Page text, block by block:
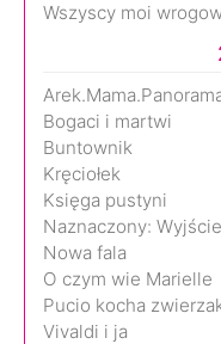
Wszyscy moi
Bogaci i martwi
Buntownik
Kręciołek
Księga pustyni
Naznaczony:
Nowa fala
O czym wie Marielle
Pucio kocha
Vivaldi i ja